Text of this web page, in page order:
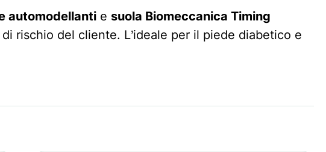
automodellanti esuola Biomeccanica Timing
rischio del cliente. L’ideale per il piede diabetico e